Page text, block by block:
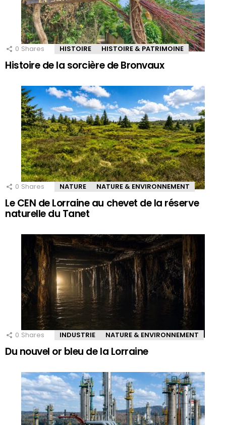
0 Shares HISTOIRE HISTOIRE & PATRIMOINE
Histoire de la sorcière de Bronvaux
0 Shares NATURE NATURE & ENVIRONNEMENT
Le CEN de Lorraine au chevet de la réserve
naturelle du Tanet
0 Shares INDUSTRIE NATURE & ENVIRONNEMENT
Du nouvel or bleu de la Lorraine